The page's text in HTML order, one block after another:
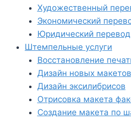
Художественный
Экономический
Юридический перевод
Штемпельные услуги
Восстановление
Дизайн новых макетов
Дизайн эксилибрисов
Отрисовка макета
Создание макета по